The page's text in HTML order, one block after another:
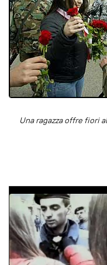
Una ragazza offre fiori